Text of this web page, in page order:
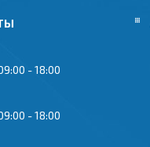
18:00
18:00